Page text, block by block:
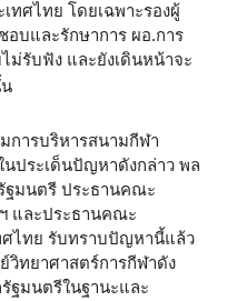
ทศไทย โดยเฉพาะรองผู้
อบและรักษาการ ผอ.การ
ม่รับฟัง และยังเดินหน้าจะ
การบริหารสนามกีฬา
นประเด็นปัญหาดังกล่าว พล
ฐมนตรี ประธานคณะ
และประธานคณะ
ศไทย รับทราบปัญหานี้แล้ว
วิทยาศาสตร์การกีฬาดัง
ฐมนตรีในฐานะและ